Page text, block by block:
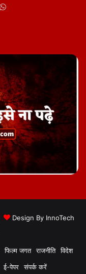
WhatsApp
Design By InnoTech
फिल्म जगत राजनीति
विदेश
ई-पेपर संपर्क करें